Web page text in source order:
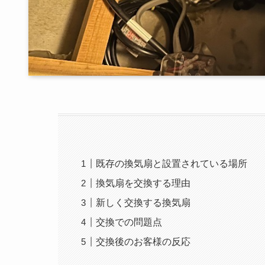
既存の換気扇と設置されている場所
換気扇を交換する理由
新しく交換する換気扇
交換での問題点
交換後のお客様の反応